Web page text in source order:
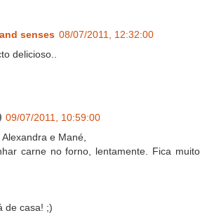
senses 08/07/2011, 12:32:00
delicioso..
09/07/2011, 10:59:00
e Mané,
carne no forno, lentamente. Fica muito
de casa! ;)